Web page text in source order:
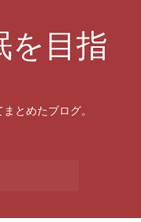
を目指
とめたブログ。